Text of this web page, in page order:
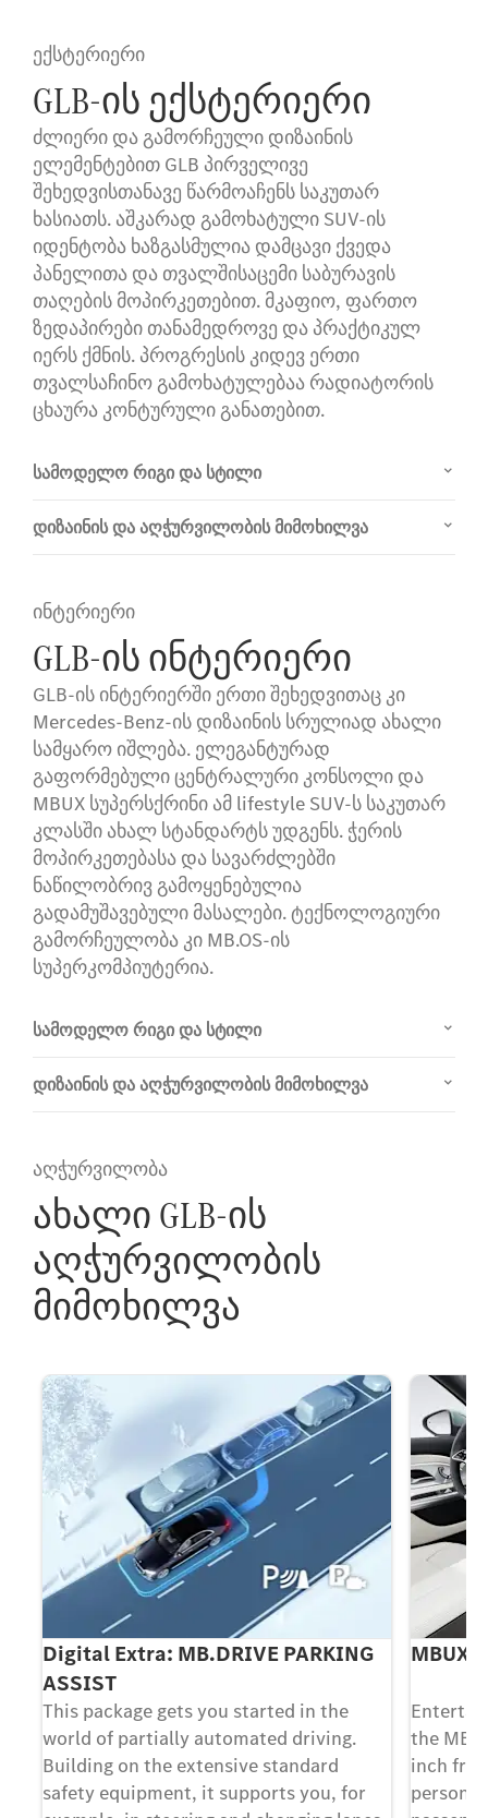
ექსტერიერი
GLB-ის ექსტერიერი
ძლიერი და გამორჩეული დიზაინის
ელემენტებით GLB პირველივე
შეხედვისთანავე წარმოაჩენს საკუთარ
ხასიათს. აშკარად გამოხატული SUV-ის
იდენტობა ხაზგასმულია დამცავი ქვედა
პანელითა და თვალშისაცემი საბურავის
თაღების მოპირკეთებით. მკაფიო, ფართო
ზედაპირები თანამედროვე და პრაქტიკულ
იერს ქმნის. პროგრესის კიდევ ერთი
თვალსაჩინო გამოხატულებაა რადიატორის
ცხაურა კონტურული განათებით.
სამოდელო რიგი და სტილი
დიზაინის და აღჭურვილობის მიმოხილვა
ინტერიერი
GLB-ის ინტერიერი
GLB-ის ინტერიერში ერთი შეხედვითაც კი
Mercedes-Benz-ის დიზაინის სრულიად ახალი
სამყარო იშლება. ელეგანტურად
გაფორმებული ცენტრალური კონსოლი და
MBUX სუპერსქრინი ამ lifestyle SUV-ს საკუთარ
კლასში ახალ სტანდარტს უდგენს. ჭერის
მოპირკეთებასა და სავარძლებში
ნაწილობრივ გამოყენებულია
გადამუშავებული მასალები. ტექნოლოგიური
გამორჩეულობა კი MB.OS-ის
სუპერკომპიუტერია.
სამოდელო რიგი და სტილი
დიზაინის და აღჭურვილობის მიმოხილვა
აღჭურვილობა
ახალი GLB-ის
აღჭურვილობის
მიმოხილვა
Digital Extra: MB.DRIVE PARKING
ASSIST
This package gets you started in the
world of partially automated driving.
Building on the extensive standard
safety equipment, it supports you, for
MBUX
the
inch